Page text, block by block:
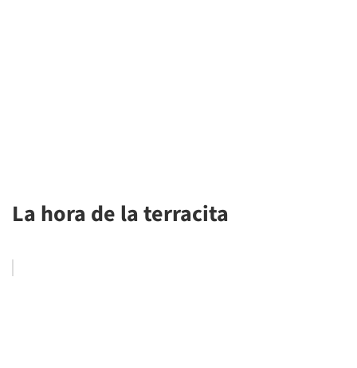
La hora de la terracita